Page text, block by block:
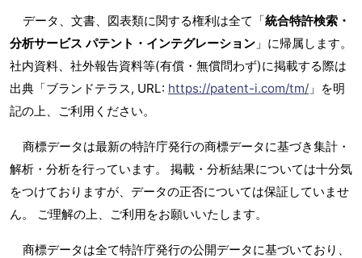
データ、文書、図表類に関する権利は全て「統合特許検索・
分析サービス パテント・インテグレーション 」に帰属します。
社内資料、社外報告資料等(有償・無償問わず)に掲載する際は
出典「ブランドテラス, URL: https://patent-i.com/tm/ 」を明
記の上、ご利用ください。
商標データは最新の特許庁発行の商標データに基づき集計・
解析・分析を行っています。 掲載・分析結果については十分気
をつけておりますが、データの正否については保証していませ
ん。 ご理解の上、ご利用をお願いいたします。
商標データは全て特許庁発行の公開データに基づいており、